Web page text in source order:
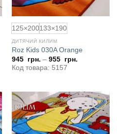
125×200133×190
ДИТЯЧИЙ КИЛИМ
Roz Kids 030A Orange
945 грн. – 955 грн.
Код товара: 5157
Додати
до
обраного